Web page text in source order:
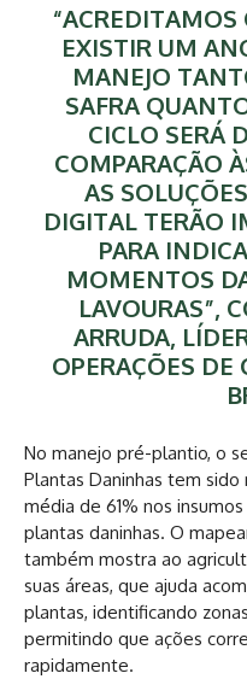
“ACREDITAMOS
EXISTIR UM
MANEJO
SAFRA
CICLO SERÁ
COMPARAÇÃO
AS
DIGITAL TERÃO
PARA
MOMENTOS
LAVOURAS”,
ARRUDA,
OPERAÇÕES
No manejo pré-plantio, o
Plantas Daninhas tem
média de 61% nos
plantas daninhas. O
também mostra ao
suas áreas, que ajuda
plantas, identificando
permitindo que ações
rapidamente.